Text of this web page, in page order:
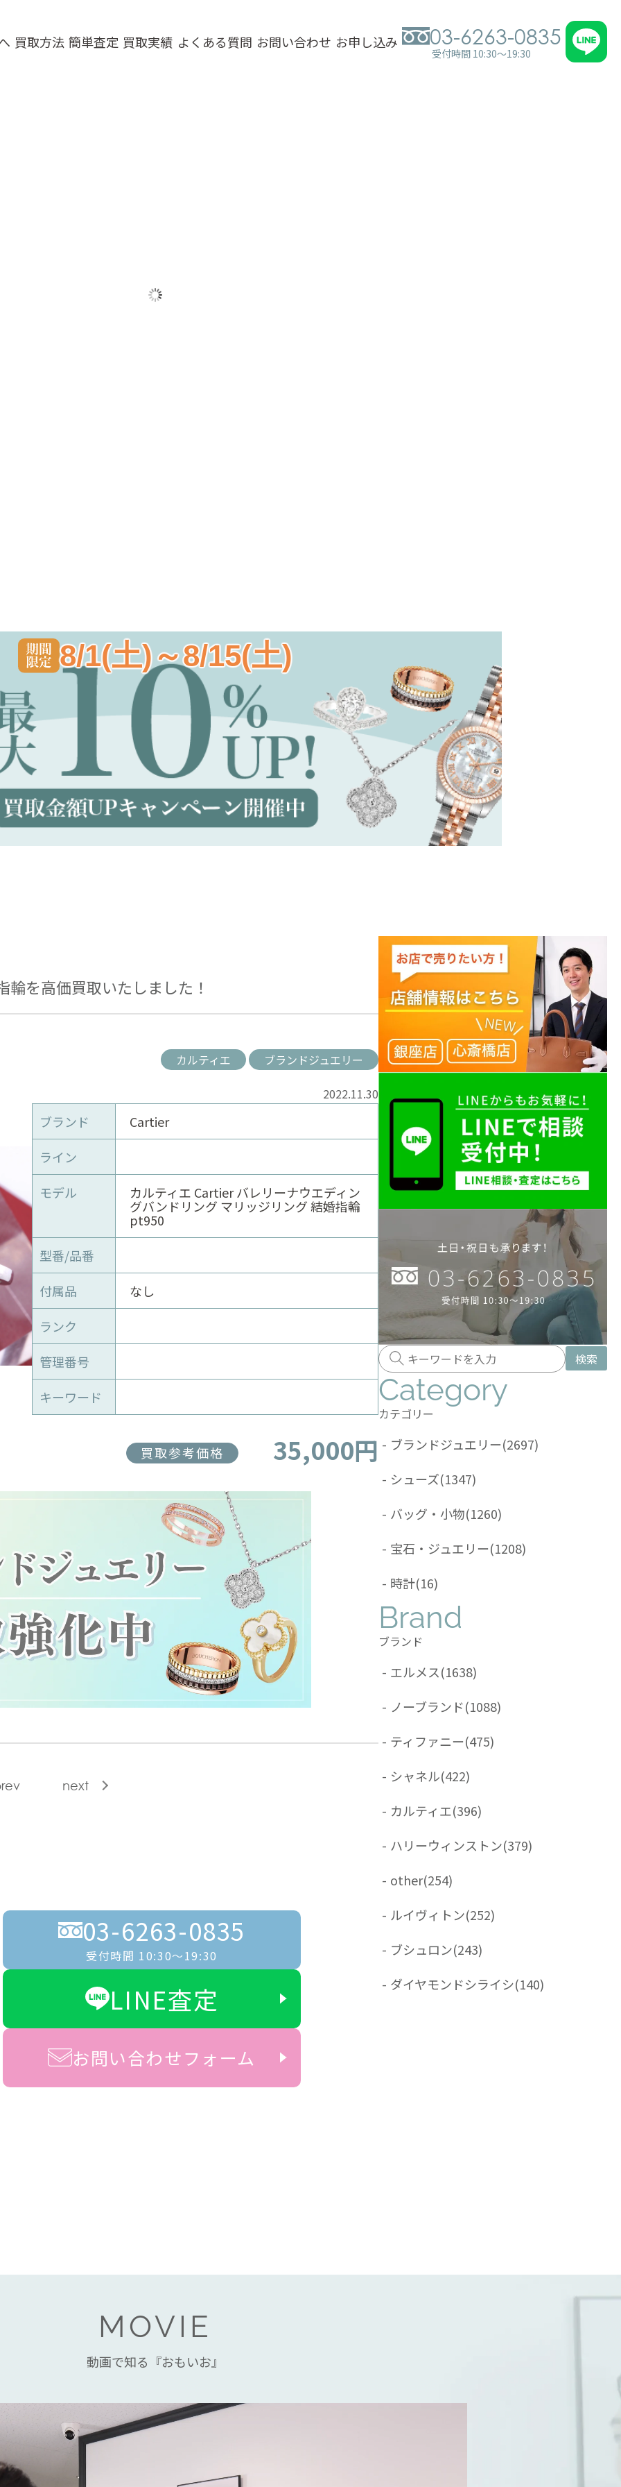
買取方法 簡単査定 買取実績 よくある質問 お問い合わせ お申し込み 03-6263-0835
受付時間 10:30～19:30
8/1(土)～8/15(土)
輪を高価買取いたしました！
カルティエ ブランドジュエリー
2022.11.30
ブランド
Cartier
ライン
モデル
カルティエ Cartier バレリーナウエディン
グバンドリング マリッジリング 結婚指輪
pt950
型番/品番
付属品
なし
ランク
管理番号
キーワード
買取参考価格 35,000円
next
03-6263-0835
受付時間 10:30〜19:30
LINE査定
お問い合わせフォーム
検索
Category
カテゴリー
- ブランドジュエリー(2697)
- シューズ(1347)
- バッグ・小物(1260)
- 宝石・ジュエリー(1208)
- 時計(16)
Brand
ブランド
- エルメス(1638)
- ノーブランド(1088)
- ティファニー(475)
- シャネル(422)
- カルティエ(396)
- ハリーウィンストン(379)
- other(254)
- ルイヴィトン(252)
- ブシュロン(243)
- ダイヤモンドシライシ(140)
MOVIE
動画で知る『おもいお』